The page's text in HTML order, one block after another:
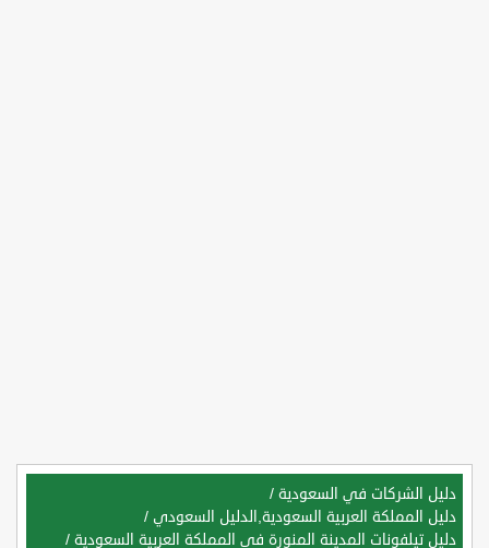
دليل الشركات في السعودية /
دليل المملكة العربية السعودية,الدليل السعودي /
دليل تيلفونات المدينة المنورة في المملكة العربية السعودية /